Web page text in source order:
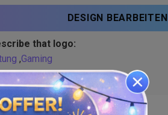
DESIGN BEARBEITEN
that logo:
,Gaming